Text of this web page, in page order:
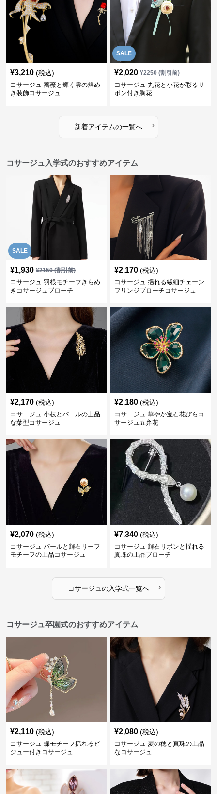
¥3,210 (税込)
コサージュ 薔薇と輝く雫の煌め
き装飾コサージュ
SALE
¥2,020 ¥2250(割引前)
コサージュ 丸花と小花が彩るリ
ボン付き胸花
新着アイテムの一覧へ ›
コサージュ入学式のおすすめアイテム
SALE
¥1,930 ¥2150(割引前)
コサージュ 羽根モチーフきらめ
きコサージュブローチ
¥2,170 (税込)
コサージュ 揺れる繊細チェーン
フリンジブローチコサージュ
¥2,170 (税込)
コサージュ 小枝とパールの上品
な葉型コサージュ
¥2,180 (税込)
コサージュ 華やか宝石花びらコ
サージュ五弁花
¥2,070 (税込)
コサージュ パールと輝石リーフ
モチーフの上品コサージュ
¥7,340 (税込)
コサージュ 輝石リボンと揺れる
真珠の上品ブローチ
コサージュ の入学式一覧へ ›
コサージュ卒園式のおすすめアイテム
¥2,110 (税込)
コサージュ 蝶モチーフ揺れるビ
ジュー付きコサージュ
¥2,080 (税込)
コサージュ 麦の穂と真珠の上品
なコサージュ